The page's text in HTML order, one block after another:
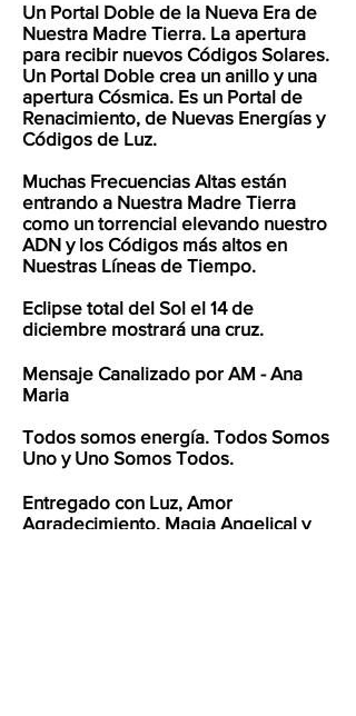
Un Portal Doble de la Nueva Era de
Nuestra Madre Tierra. La apertura
para recibir nuevos Códigos Solares.
Un Portal Doble crea un anillo y una
apertura Cósmica. Es un Portal de
Renacimiento, de Nuevas Energías y
Códigos de Luz.
Muchas Frecuencias Altas están
entrando a Nuestra Madre Tierra
como un torrencial elevando nuestro
ADN y los Códigos más altos en
Nuestras Líneas de Tiempo.
Eclipse total del Sol el 14 de
diciembre mostrará una cruz.
Mensaje Canalizado por AM - Ana
Maria
Todos somos energía. Todos Somos
Uno y Uno Somos Todos.
Entregado con Luz, Amor
Agradecimiento, Magia Angelical y